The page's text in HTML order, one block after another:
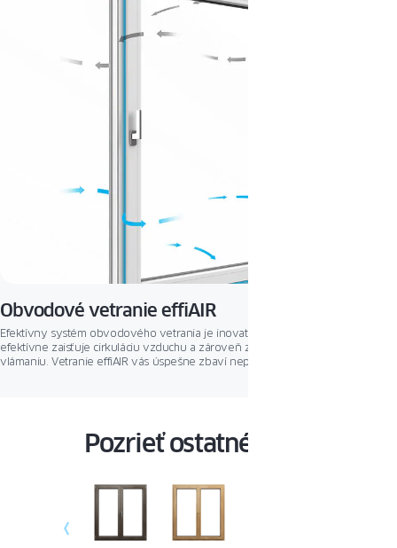
Obvodové vetranie effiAIR
Efektívny systém obvodového vetrania je inovatívne riešenie, ktoré
efektívne zaisťuje cirkuláciu vzduchu a zároveň zaisťuje ochranu proti
vlámaniu. Vetranie effiAIR vás úspešne zbaví nepríjemných pachov a vnesie
Pozrieť ostatné okná